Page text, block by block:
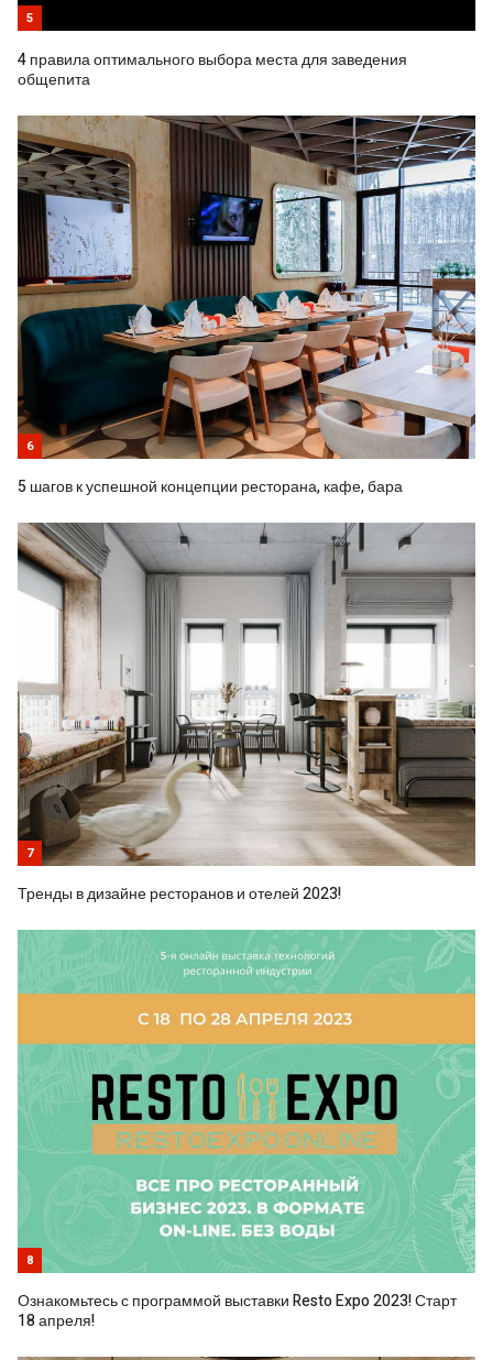
5
4 правила оптимального выбора места для заведения
общепита
6
5 шагов к успешной концепции ресторана, кафе, бара
7
Тренды в дизайне ресторанов и отелей 2023!
8
Ознакомьтесь с программой выставки Resto Expo 2023! Старт
18 апреля!